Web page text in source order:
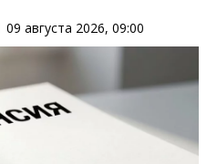
09 августа 2026, 09:00